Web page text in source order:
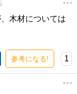
木材については
参考になる! 1